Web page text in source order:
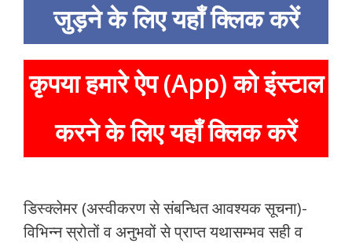
जुड़ने के लिए यहाँ क्लिक करें
कृपया हमारे ऐप (App) को इंस्टाल
करने के लिए यहाँ क्लिक करें
डिस्क्लेमर (अस्वीकरण से संबन्धित आवश्यक सूचना)-
विभिन्न स्रोतों व अनुभवों से प्राप्त यथासम्भव सही व